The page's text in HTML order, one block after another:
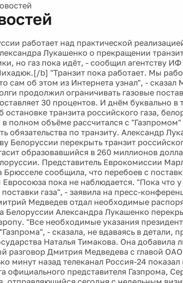
работает над практической
Лукашенко о прекращении
но газ пока идёт, - сообщил агентству
b] "Транзит пока работает. Мы
сам об этом из Интернета узнал", - сказал
продолжил ограничивать газовые
30 процентов. И днём буквально в
остановке транзита российского газа,
полном объёме рассчитался с "Газпромом"
обязательства по транзиту. Александр
Белоруссии перекрыть транзит
образовавшийся в 260 миллионов
Представитель Еврокомиссии
сообщила, что перебоев с
пока не наблюдается. "Пока что
газа", - заявила на пресс-
Медведев отдал необходимые
Белоруссии Александра Лукашенко
"Все необходимые указания
- сказала, не вдаваясь в детали,
Наталья Тимакова. Она добавила
разговор Дмитрия Медведева с главой
минут назад телеканал Россия-24 показал
официального представителя Газпрома,